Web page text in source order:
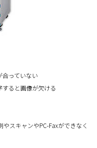
合っていない
ると画像が欠ける
スキャンやPC-Faxができなく